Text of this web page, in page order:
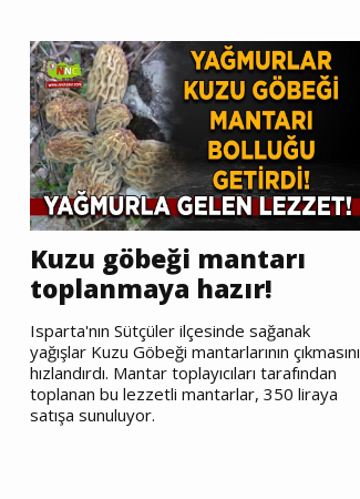
Kuzu göbeği mantarı
toplanmaya hazır!
Isparta'nın Sütçüler ilçesinde sağanak
yağışlar Kuzu Göbeği mantarlarının çıkmasını
hızlandırdı. Mantar toplayıcıları tarafından
toplanan bu lezzetli mantarlar, 350 liraya
satışa sunuluyor.